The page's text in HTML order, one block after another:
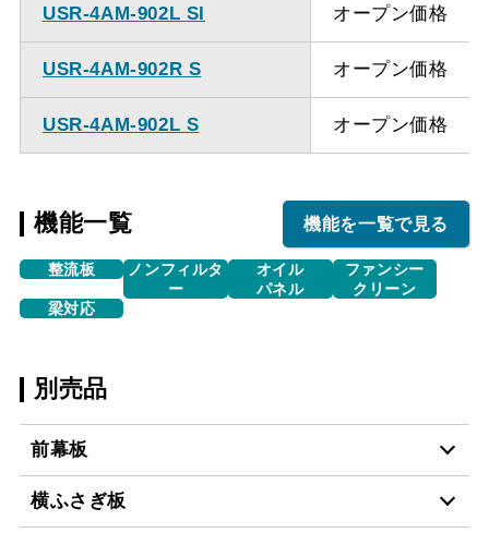
USR-4AM-902L SI オープン価格
USR-4AM-902R S オープン価格
USR-4AM-902L S オープン価格
機能一覧 機能を一覧で見る
整流板
ノンフィルタ
ー
オイル
パネル
ファンシー
クリーン
梁対応
別売品
前幕板
横ふさぎ板